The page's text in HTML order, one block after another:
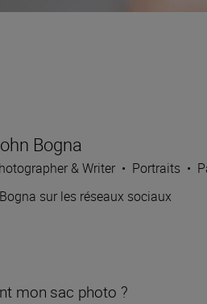
Bogna
& Writer • Portraits •
sur les réseaux sociaux
mon sac photo ?